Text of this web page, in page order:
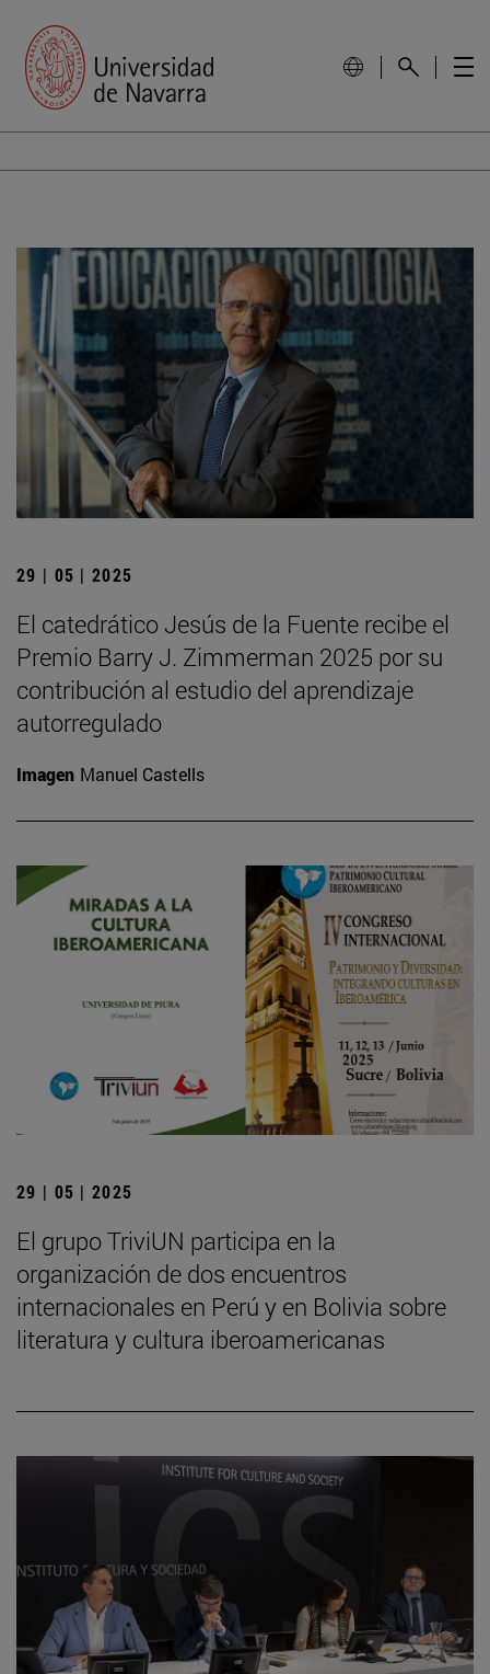
29 | 05 | 2025
El catedrático Jesús de la Fuente recibe el
Premio Barry J. Zimmerman 2025 por su
contribución al estudio del aprendizaje
autorregulado
Imagen Manuel Castells
29 | 05 | 2025
El grupo TriviUN participa en la
organización de dos encuentros
internacionales en Perú y en Bolivia sobre
literatura y cultura iberoamericanas